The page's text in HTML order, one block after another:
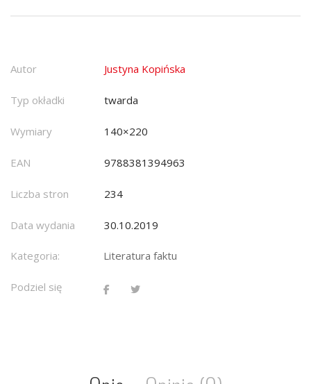
Autor Justyna Kopińska
Typ okładki twarda
Wymiary 140×220
EAN 9788381394963
Liczba stron 234
Data wydania 30.10.2019
Kategoria: Literatura faktu
Podziel się